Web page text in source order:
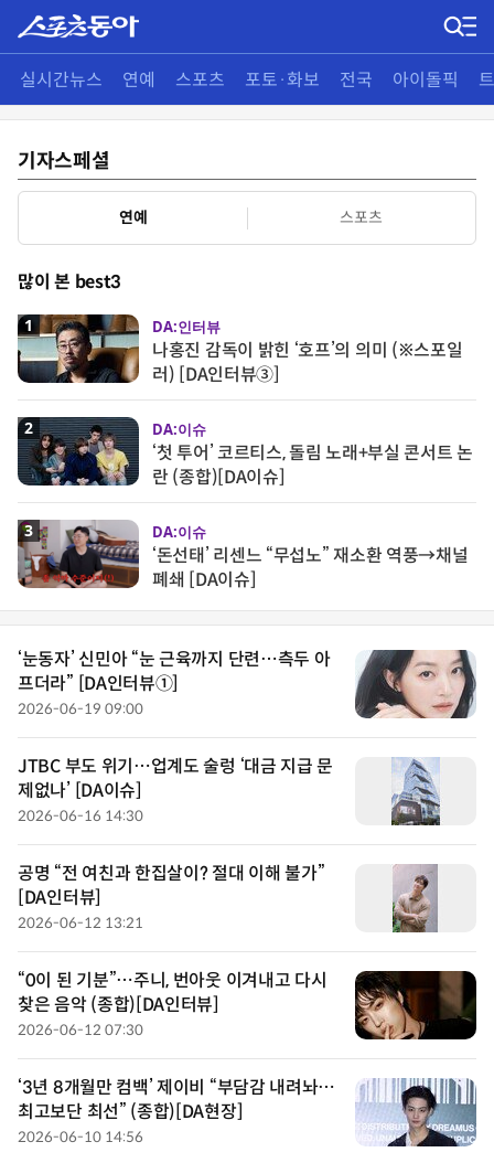
실시간뉴스 연예 스포츠 포토·화보 전국 아이돌픽
기자스페셜
연예 스포츠
많이 본 best3
1 DA:인터뷰
나홍진 감독이 밝힌 ‘호프’의 의미 (※스포일
러) [DA인터뷰③]
2 DA:이슈
‘첫 투어’ 코르티스, 돌림 노래+부실 콘서트 논
란 (종합)[DA이슈]
3 DA:이슈
‘돈선태’ 리센느 “무섭노” 재소환 역풍→채널
폐쇄 [DA이슈]
‘눈동자’ 신민아 “눈 근육까지 단련…측두 아
프더라” [DA인터뷰①]
2026-06-19 09:00
JTBC 부도 위기…업계도 술렁 ‘대금 지급 문
제없나’ [DA이슈]
2026-06-16 14:30
공명 “전 여친과 한집살이? 절대 이해 불가”
[DA인터뷰]
2026-06-12 13:21
“0이 된 기분”…주니, 번아웃 이겨내고 다시
찾은 음악 (종합)[DA인터뷰]
2026-06-12 07:30
‘3년 8개월만 컴백’ 제이비 “부담감 내려놔…
최고보단 최선” (종합)[DA현장]
2026-06-10 14:56